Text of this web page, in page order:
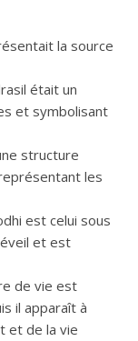
la source
était un
et symbolisant
structure
les
est celui sous
et est
de vie est
il apparaît à
et de la vie